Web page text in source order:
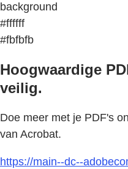
background
#ffffff
#fbfbfb
Hoogwaardige
veilig.
Doe meer met je PDF's
van Acrobat.
https://main--dc--